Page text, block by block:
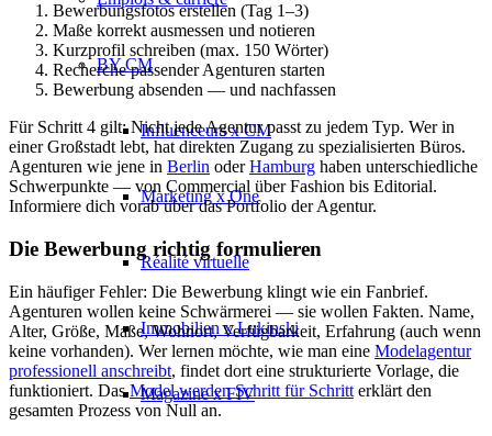
BY CM
Influenceurs x CM
Marketing x One
Réalité virtuelle
Immobilien x Lukinski
Magazine x FIV
Bewerbungsfotos erstellen (Tag 1–3)
Maße korrekt ausmessen und notieren
Kurzprofil schreiben (max. 150 Wörter)
Recherche passender Agenturen starten
Bewerbung absenden — und nachfassen
Für Schritt 4 gilt: Nicht jede Agentur passt zu jedem Typ. Wer in
einer Großstadt lebt, hat direkten Zugang zu spezialisierten Büros.
Agenturen wie jene in Berlin oderHamburg haben unterschiedliche
Schwerpunkte — von Commercial über Fashion bis Editorial.
Informiere dich vorab über das Portfolio der Agentur.
Die Bewerbung richtig formulieren
Ein häufiger Fehler: Die Bewerbung klingt wie ein Fanbrief.
Agenturen wollen keine Schwärmerei — sie wollen Fakten. Name,
Alter, Größe, Maße, Wohnort, Verfügbarkeit, Erfahrung (auch wenn
keine vorhanden). Wer lernen möchte, wie man eine Modelagentur
professionell anschreibt, findet dort eine strukturierte Vorlage, die
funktioniert. DasModel werden Schritt für Schritt erklärt den
gesamten Prozess von Null an.